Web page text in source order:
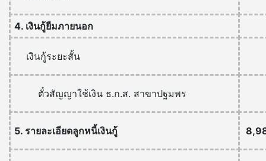
4. เงินกู้ยืมภายนอก
เงินกู้ระยะสั้น
ตั๋วสัญญาใช้เงิน ธ.ก.ส. สาขาปฐมพร
5. รายละเอียดลูกหนี้เงินกู้